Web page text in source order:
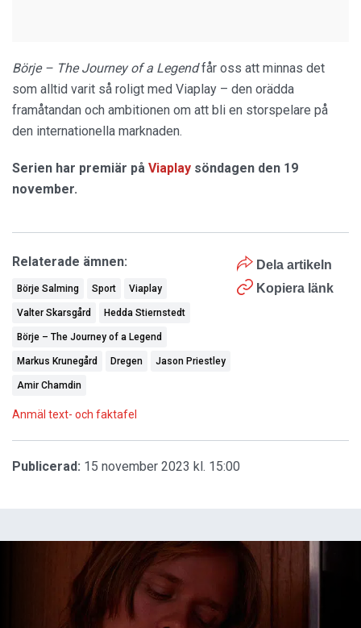
Börje – The Journey of a Legendfår oss att minnas det
som alltid varit så roligt med Viaplay – den orädda
framåtandan och ambitionen om att bli en storspelare på
den internationella marknaden.
Serien har premiär på Viaplay söndagen den 19
november.
Dela artikeln
Kopiera länk
Relaterade ämnen:
Börje Salming Sport Viaplay
Valter Skarsgård Hedda Stiernstedt
Börje – The Journey of a Legend
Markus Krunegård Dregen Jason Priestley
Amir Chamdin
Anmäl text- och faktafel
Publicerad: 15 november 2023 kl. 15:00